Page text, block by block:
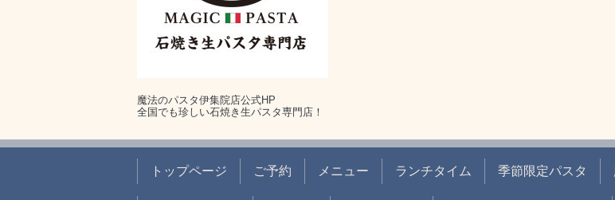
魔法のパスタ伊集院店公式HP
全国でも珍しい石焼き生パスタ専門店！
トップページ ご予約 メニュー ランチタイム 季節限定パスタ